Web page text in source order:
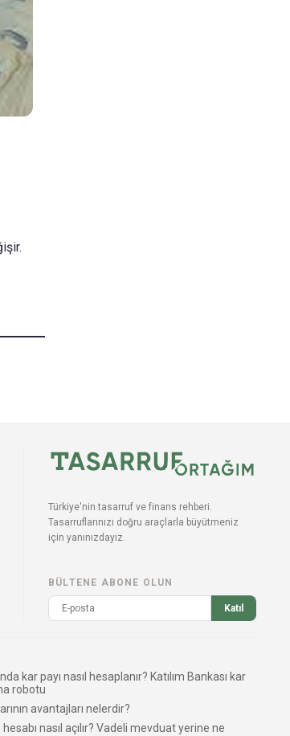
kar payı nasıl hesaplanır? Katılım Bankası kar
robotu
avantajları nelerdir?
nasıl açılır? Vadeli mevduat yerine ne
Türkiye'nin tasarruf ve finans rehberi.
Tasarruflarınızı doğru araçlarla büyütmeniz
için yanınızdayız.
BÜLTENE ABONE OLUN
Katıl